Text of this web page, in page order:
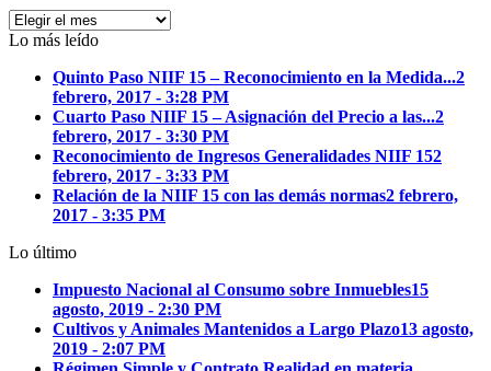
Historico
de
Lo más leído
Quinto Paso NIIF 15 – Reconocimiento en la Medida...2
febrero, 2017 - 3:28 PM
Cuarto Paso NIIF 15 – Asignación del Precio a las...2
febrero, 2017 - 3:30 PM
Reconocimiento de Ingresos Generalidades NIIF 152
febrero, 2017 - 3:33 PM
Relación de la NIIF 15 con las demás normas2 febrero,
2017 - 3:35 PM
Lo último
Impuesto Nacional al Consumo sobre Inmuebles15
agosto, 2019 - 2:30 PM
Cultivos y Animales Mantenidos a Largo Plazo13 agosto,
2019 - 2:07 PM